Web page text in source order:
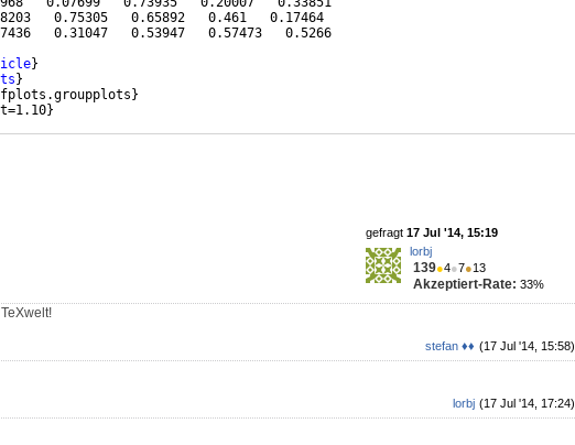
0.75305   0.65892   0.461   0.17464
0.31047   0.53947   0.57473   0.5266
}
}
}
}
gefragt 17 Jul '14, 15:19
lorbj
139●4●7●13
Akzeptiert-Rate: 33%
(17 Jul '14, 15:58)
stefan ♦♦
(17 Jul '14, 17:24)
lorbj